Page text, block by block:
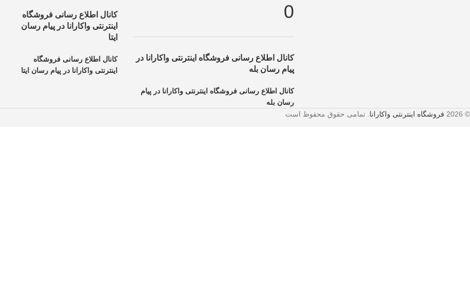
0
کانال اطلاع رسانی فروشگاه اینترنتی واکارانا در
پیام رسان بله
کانال اطلاع رسانی فروشگاه اینترنتی واکارانا در پیام
رسان بله
کانال اطلاع رسانی فروشگاه
اینترنتی واکارانا در پیام رسان
ایتا
کانال اطلاع رسانی فروشگاه
اینترنتی واکارانا در پیام رسان ایتا
© 2026 فروشگاه اینترنتی واکارانا . تمامی حقوق محفوظ است